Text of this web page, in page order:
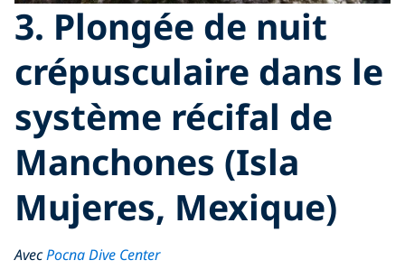
3. Plongée de nuit
crépusculaire dans le
système récifal de
Manchones (Isla
Mujeres, Mexique)
AvecPocna Dive Center